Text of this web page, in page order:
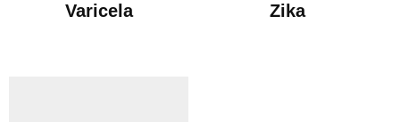
Varicela Zika